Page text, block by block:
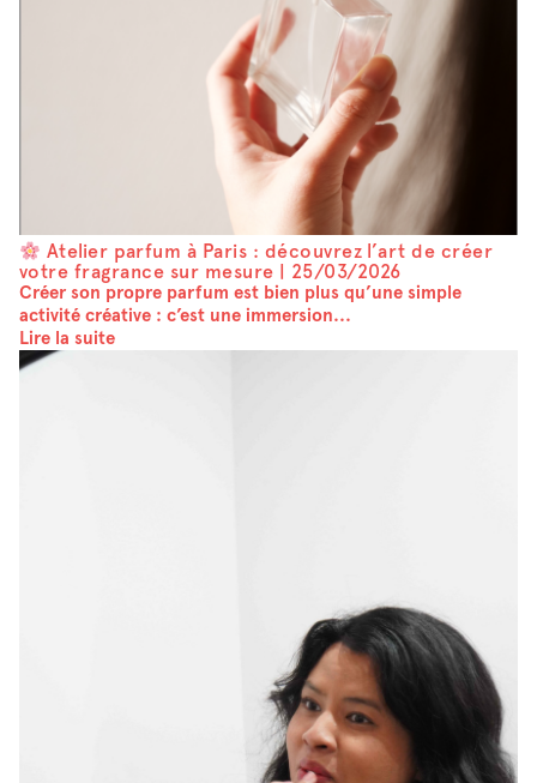
Atelier parfum à Paris : découvrez l’art de créer
votre fragrance sur mesure | 25/03/2026
Créer son propre parfum est bien plus qu’une simple
activité créative : c’est une immersion...
Lire la suite